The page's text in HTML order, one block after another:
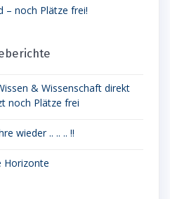
– noch Plätze frei!
& Wissenschaft direkt
noch Plätze frei
wieder .. .. .. !!
Horizonte